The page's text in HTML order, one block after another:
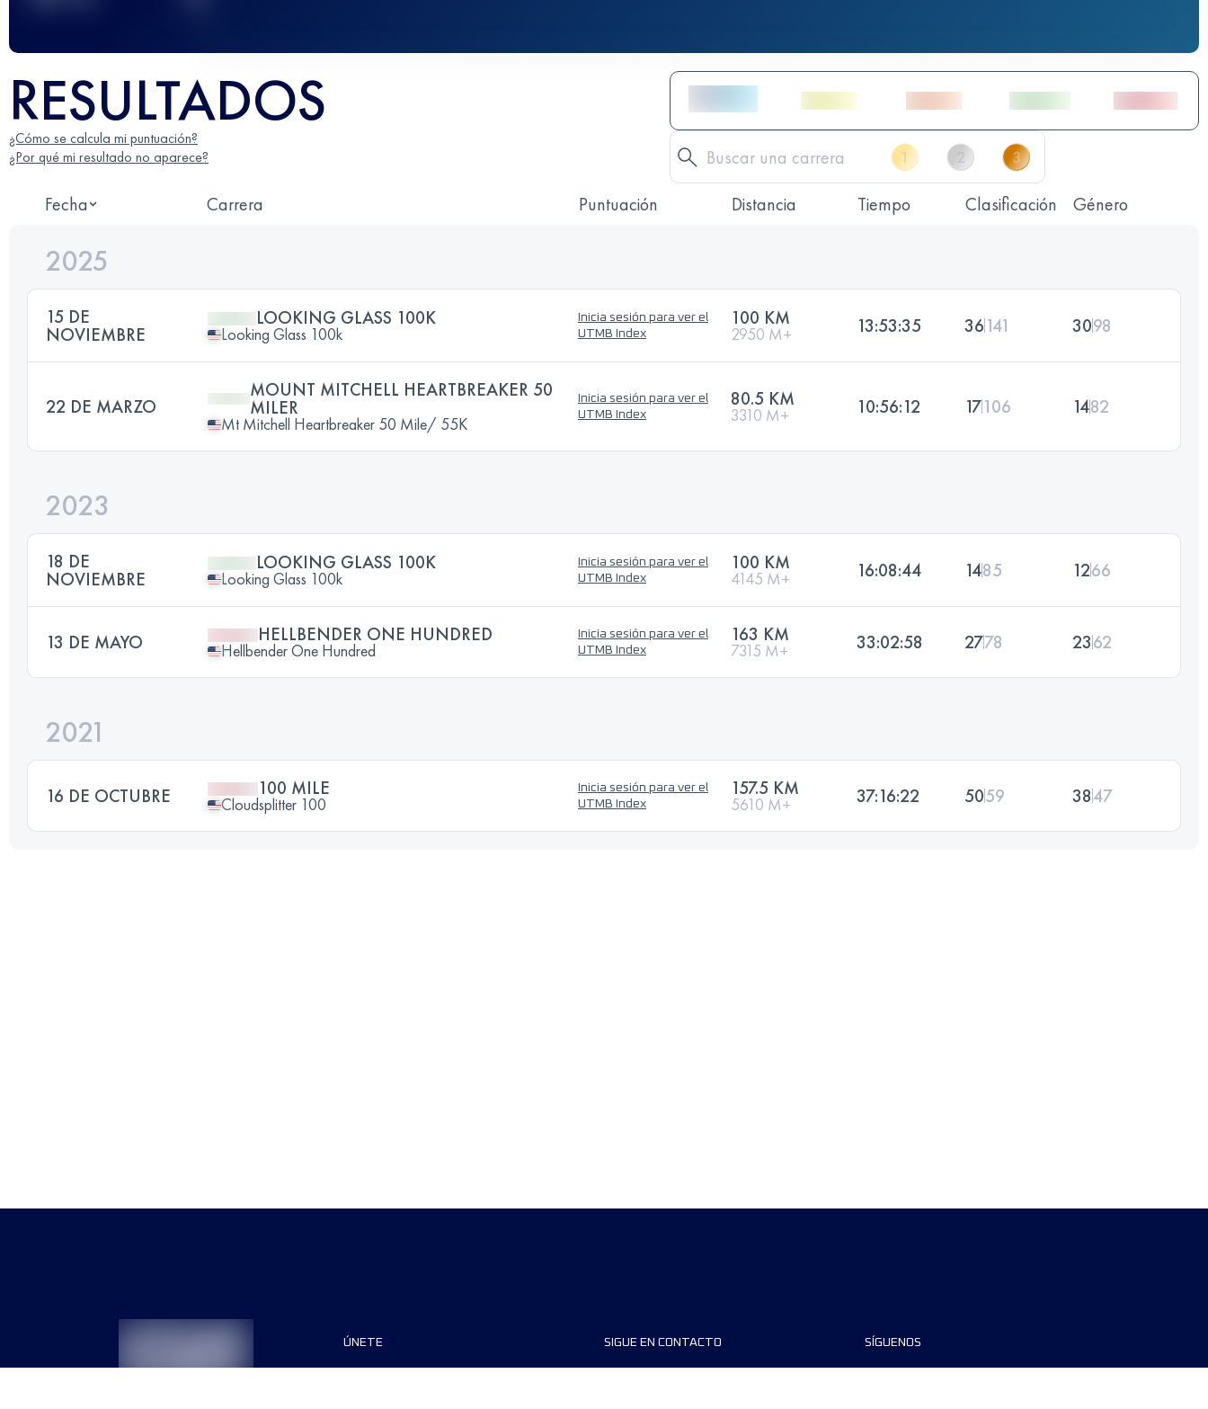
RESULTADOS
¿Cómo se calcula mi puntuación?
¿Por qué mi resultado no aparece?
Fecha Carrera Puntuación Distancia Tiempo Clasificación Género
2025
15 DE
NOVIEMBRE
LOOKING GLASS 100K
Looking Glass 100k
Inicia sesión para ver el
UTMB Index
100 KM
2950 M+ 13:53:35 36141 3098
22 DE MARZO
MOUNT MITCHELL HEARTBREAKER 50
MILER
Mt Mitchell Heartbreaker 50 Mile/ 55K
Inicia sesión para ver el
UTMB Index
80.5 KM
3310 M+ 10:56:12 17106 1482
2023
18 DE
NOVIEMBRE
LOOKING GLASS 100K
Looking Glass 100k
Inicia sesión para ver el
UTMB Index
100 KM
4145 M+ 16:08:44 1485 1266
13 DE MAYO HELLBENDER ONE HUNDRED
Hellbender One Hundred
Inicia sesión para ver el
UTMB Index
163 KM
7315 M+ 33:02:58 2778 2362
2021
16 DE OCTUBRE 100 MILE
Cloudsplitter 100
Inicia sesión para ver el
UTMB Index
157.5 KM
5610 M+ 37:16:22 5059 3847
ÚNETE SIGUE EN CONTACTO SÍGUENOS